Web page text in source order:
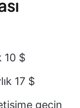
10 $
17 $
geçin